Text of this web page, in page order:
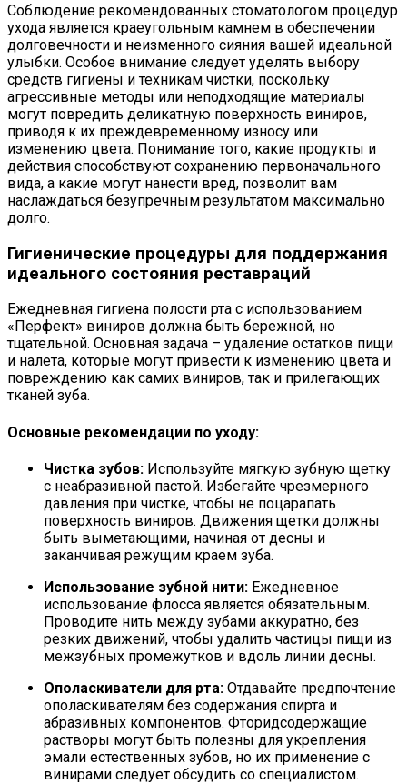
Соблюдение рекомендованных стоматологом процедур
ухода является краеугольным камнем в обеспечении
долговечности и неизменного сияния вашей идеальной
улыбки. Особое внимание следует уделять выбору
средств гигиены и техникам чистки, поскольку
агрессивные методы или неподходящие материалы
могут повредить деликатную поверхность виниров,
приводя к их преждевременному износу или
изменению цвета. Понимание того, какие продукты и
действия способствуют сохранению первоначального
вида, а какие могут нанести вред, позволит вам
наслаждаться безупречным результатом максимально
долго.
Гигиенические процедуры для поддержания
идеального состояния реставраций
Ежедневная гигиена полости рта с использованием
«Перфект» виниров должна быть бережной, но
тщательной. Основная задача – удаление остатков пищи
и налета, которые могут привести к изменению цвета и
повреждению как самих виниров, так и прилегающих
тканей зуба.
Основные рекомендации по уходу:
Чистка зубов: Используйте мягкую зубную щетку
с неабразивной пастой. Избегайте чрезмерного
давления при чистке, чтобы не поцарапать
поверхность виниров. Движения щетки должны
быть выметающими, начиная от десны и
заканчивая режущим краем зуба.
Использование зубной нити: Ежедневное
использование флосса является обязательным.
Проводите нить между зубами аккуратно, без
резких движений, чтобы удалить частицы пищи из
межзубных промежутков и вдоль линии десны.
Ополаскиватели для рта: Отдавайте предпочтение
ополаскивателям без содержания спирта и
абразивных компонентов. Фторидсодержащие
растворы могут быть полезны для укрепления
эмали естественных зубов, но их применение с
винирами следует обсудить со специалистом.